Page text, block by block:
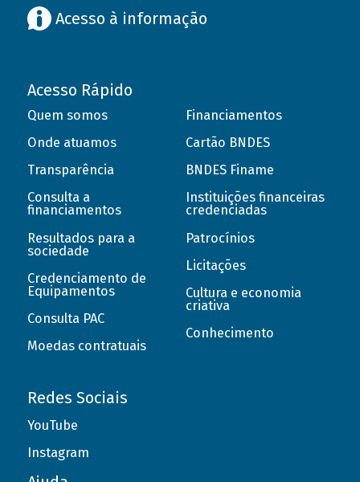
Acesso à informação
Acesso Rápido
Quem somos
Onde atuamos
Transparência
Consulta a
financiamentos
Resultados para a
sociedade
Credenciamento de
Equipamentos
Consulta PAC
Moedas contratuais
Financiamentos
Cartão BNDES
BNDES Finame
Instituições financeiras
credenciadas
Patrocínios
Licitações
Cultura e economia
criativa
Conhecimento
Redes Sociais
YouTube
Instagram